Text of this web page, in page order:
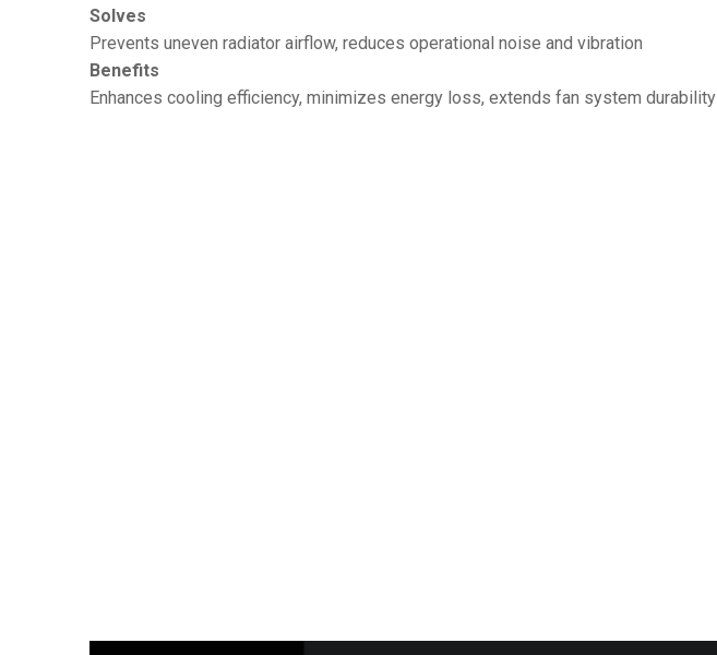
Solves
Prevents uneven radiator airflow, reduces operational noise and vibration
Benefits
Enhances cooling efficiency, minimizes energy loss, extends fan system durability